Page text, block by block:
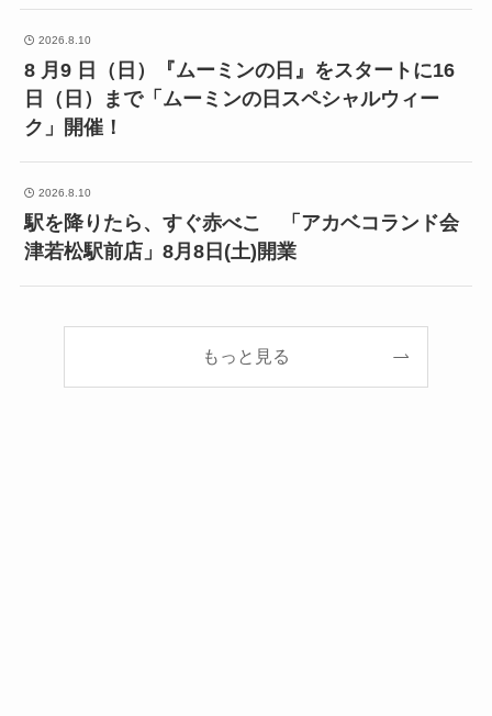
2026.8.10
8 月9 日（日）『ムーミンの日』をスタートに16
日（日）まで「ムーミンの日スペシャルウィー
ク」開催！
2026.8.10
駅を降りたら、すぐ赤べこ 「アカベコランド会
津若松駅前店」8月8日(土)開業
もっと見る